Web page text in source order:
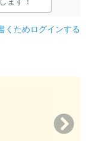
底楽しみ
方でなか
れびで癒
ウォンバ
です。 人
くためログインする